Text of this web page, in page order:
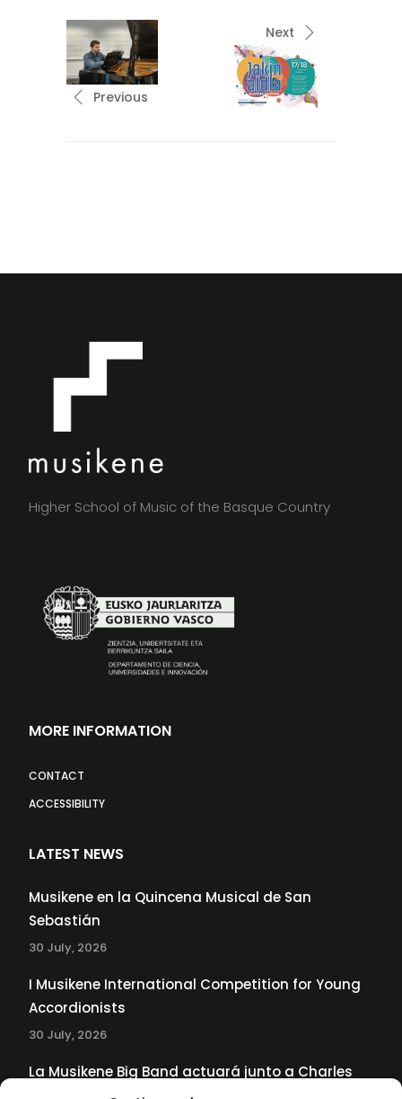
Previous
Next
Higher School of Music of the Basque Country
MORE INFORMATION
CONTACT
ACCESSIBILITY
LATEST NEWS
Musikene en la Quincena Musical de San
Sebastián
30 July, 2026
I Musikene International Competition for Young
Accordionists
30 July, 2026
La Musikene Big Band actuará junto a Charles
Tolliver en el 61 Jazzaldia